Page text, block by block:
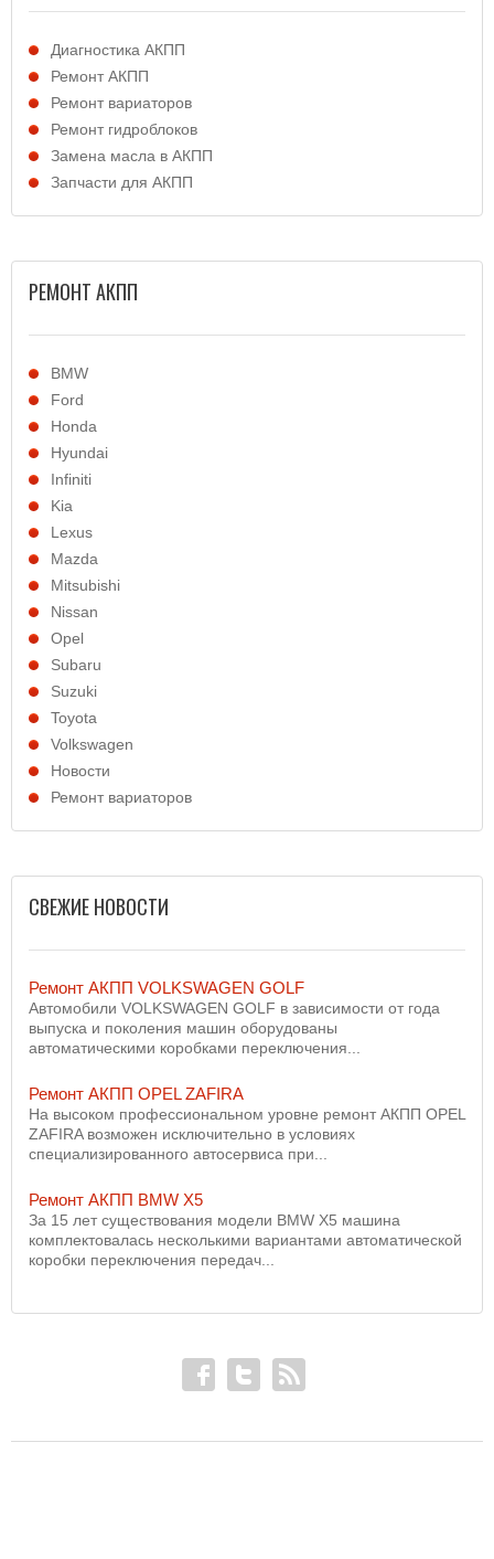
Диагностика АКПП
Ремонт АКПП
Ремонт вариаторов
Ремонт гидроблоков
Замена масла в АКПП
Запчасти для АКПП
РЕМОНТ АКПП
BMW
Ford
Honda
Hyundai
Infiniti
Kia
Lexus
Mazda
Mitsubishi
Nissan
Opel
Subaru
Suzuki
Toyota
Volkswagen
Новости
Ремонт вариаторов
СВЕЖИЕ НОВОСТИ
Ремонт АКПП VOLKSWAGEN GOLF
Автомобили VOLKSWAGEN GOLF в зависимости от года
выпуска и поколения машин оборудованы
автоматическими коробками переключения...
Ремонт АКПП OPEL ZAFIRA
На высоком профессиональном уровне ремонт АКПП OPEL
ZAFIRA возможен исключительно в условиях
специализированного автосервиса при...
Ремонт АКПП BMW X5
За 15 лет существования модели BMW X5 машина
комплектовалась несколькими вариантами автоматической
коробки переключения передач...